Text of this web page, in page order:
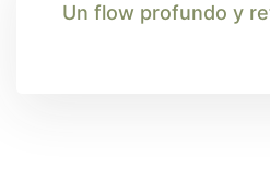
Un flow profundo y